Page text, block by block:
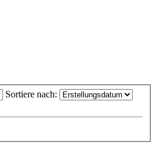
Sortiere nach: